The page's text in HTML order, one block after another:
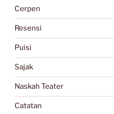
Cerpen
Resensi
Puisi
Sajak
Naskah Teater
Catatan